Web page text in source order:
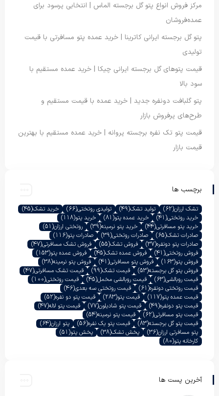
مرکز فروش انواع پتو گل برجسته الماس | انتخابی پرسود برای
عمده‌فروشان
پتو گل برجسته ایرانی کاترینا | خرید عمده پتو مسافرتی با قیمت
تولیدی
قیمت پتوهای گل برجسته ایرانی چیکا | خرید عمده مستقیم با
سود بالا
پتو گلبافت دونفره جدید | خرید عمده با قیمت مستقیم و
طرح‌های پرفروش بازار
قیمت پتو تک نفره برجسته پروانه | خرید عمده مستقیم با بهترین
قیمت بازار
برچسب ها
تشک ارزان(62) تولید تشک(49) تولیدی روتختی(66) خرید تشک(45)
خرید روتختی(41) خرید عمده پتو(81) خرید پتو(118)
خرید پتو مسافرتی(44) خرید پتو نرمینه(39) روتختی ارزان(51)
صادرات تشک(65) صادرات روتختی(39) صادرات پتو(116)
صادرات پتو دونفره(37) فروش تشک(55) فروش تشک مسافرتی(47)
فروش روتختی(41) فروش عمده تشک(45) فروش عمده پتو(153)
فروش پتو(163) فروش پتو مسافرتی(41) فروش پتو نرمینه(38)
فروش پتو گل برجسته(53) قیمت تشک(99) قیمت تشک مسافرتی(47)
قیمت روبالشی(63) قیمت روبالشی مخمل(45) قیمت روتختی(100)
قیمت روتختی دونفره(61) قیمت روتختی سه بعدی(46)
قیمت عمده پتو(117) قیمت پتو(283) قیمت پتو دو نفره(52)
قیمت پتو دونفره(49) قیمت پتو شادیلون(77) قیمت پتو لاله(47)
قیمت پتو مسافرتی(62) قیمت پتو نرمینه(54)
قیمت پتو گل برجسته(83) قیمت پتو یک نفره(56) پتو ارزان(64)
پتو مسافرتی ارزان(36) پخش تشک(38) پخش پتو(51)
کارخانه پتو(80)
آخرین پست ها